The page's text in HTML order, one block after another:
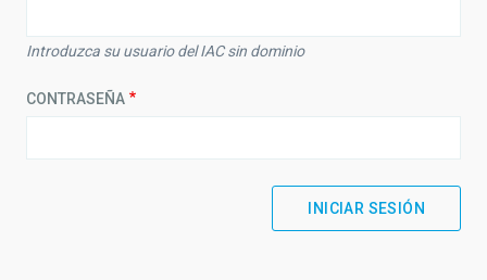
Introduzca su usuario del IAC sin dominio
CONTRASEÑA